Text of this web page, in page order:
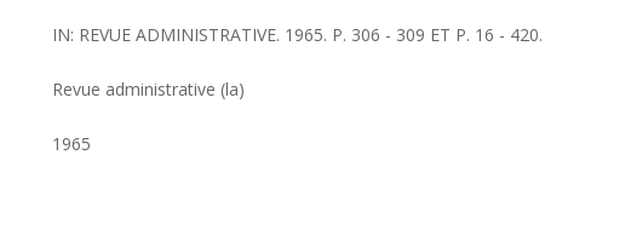
IN: REVUE ADMINISTRATIVE. 1965. P. 306 - 309 ET P. 16 - 420.
Revue administrative (la)
1965